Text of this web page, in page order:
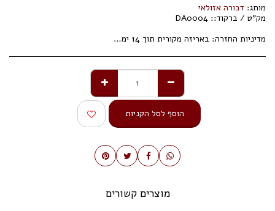
מותג: דבורה אזולאי
מק"ט / ברקוד:: DA0004
מדיניות החזרה: באריזה מקורית תוך 14 ימי עסקים.
הוסף לסל הקניות
מוצרים קשורים